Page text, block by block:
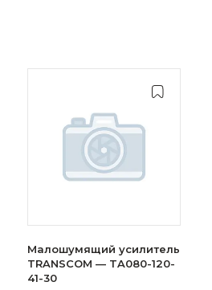
Малошумящий усилитель
TRANSCOM — TA080-120-
41-30